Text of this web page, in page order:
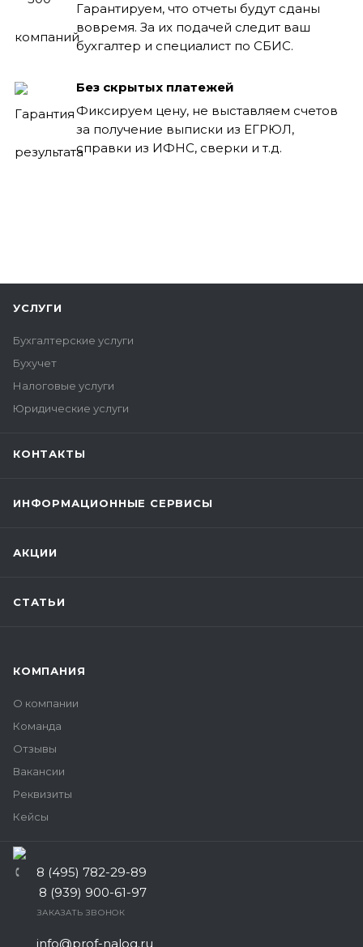
Гарантируем, что отчеты будут сданы
вовремя. За их подачей следит ваш
бухгалтер и специалист по СБИС.
Без скрытых платежей
Фиксируем цену, не выставляем счетов
за получение выписки из ЕГРЮЛ,
справки из ИФНС, сверки и т.д.
УСЛУГИ
Бухгалтерские услуги
Бухучет
Налоговые услуги
Юридические услуги
КОНТАКТЫ
ИНФОРМАЦИОННЫЕ СЕРВИСЫ
АКЦИИ
СТАТЬИ
КОМПАНИЯ
О компании
Команда
Отзывы
Вакансии
Реквизиты
Кейсы
8 (495) 782-29-89
8 (939) 900-61-97
ЗАКАЗАТЬ ЗВОНОК
info@prof-nalog.ru